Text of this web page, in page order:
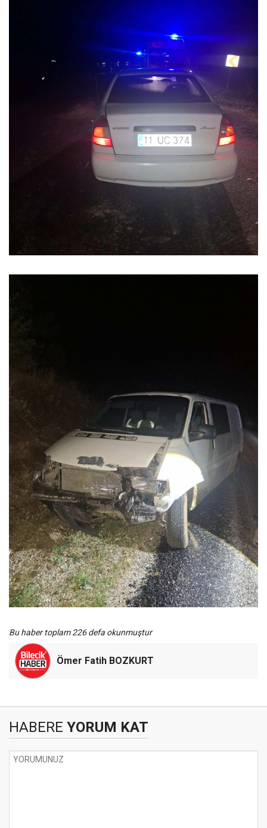
Bu haber toplam 226 defa okunmuştur
Ömer Fatih BOZKURT
HABERE YORUM KAT